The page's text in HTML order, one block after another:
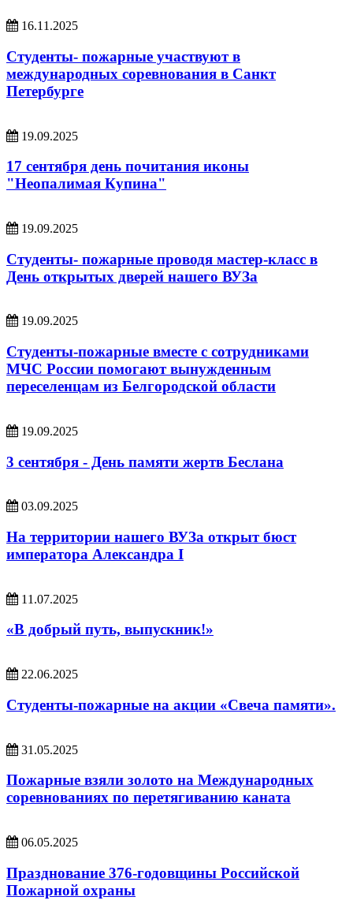
16.11.2025
Студенты- пожарные участвуют в
международных соревнования в Санкт
Петербурге
19.09.2025
17 сентября день почитания иконы
"Неопалимая Купина"
19.09.2025
Студенты- пожарные проводя мастер-класс в
День открытых дверей нашего ВУЗа
19.09.2025
Студенты-пожарные вместе с сотрудниками
МЧС России помогают вынужденным
переселенцам из Белгородской области
19.09.2025
3 сентября - День памяти жертв Беслана
03.09.2025
На территории нашего ВУЗа открыт бюст
императора Александра I
11.07.2025
«В добрый путь, выпускник!»
22.06.2025
Студенты-пожарные на акции «Свеча памяти».
31.05.2025
Пожарные взяли золото на Международных
соревнованиях по перетягиванию каната
06.05.2025
Празднование 376-годовщины Российской
Пожарной охраны